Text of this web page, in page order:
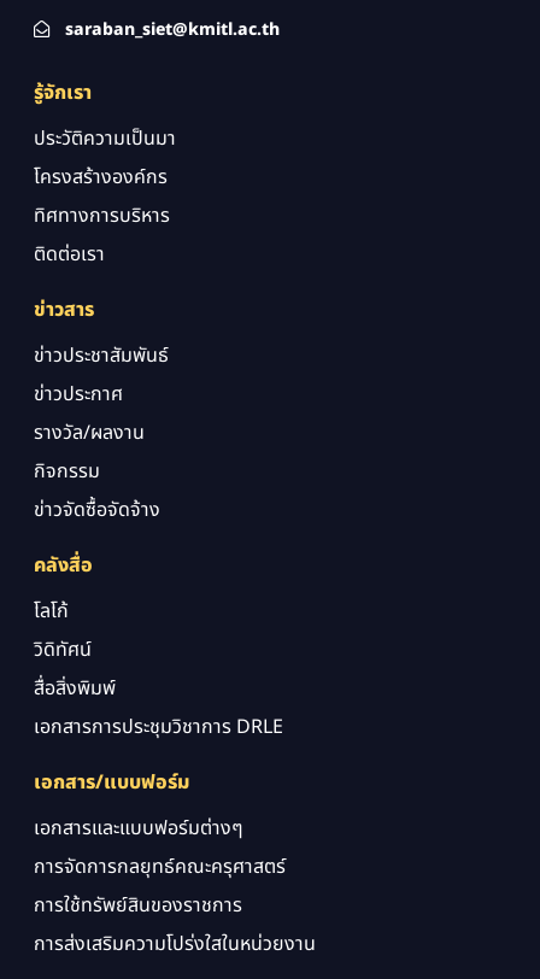
saraban_siet@kmitl.ac.th
รู้จักเรา
ประวัติความเป็นมา
โครงสร้างองค์กร
ทิศทางการบริหาร
ติดต่อเรา
ข่าวสาร
ข่าวประชาสัมพันธ์
ข่าวประกาศ
รางวัล/ผลงาน
กิจกรรม
ข่าวจัดซื้อจัดจ้าง
คลังสื่อ
โลโก้
วิดิทัศน์
สื่อสิ่งพิมพ์
เอกสารการประชุมวิชาการ DRLE
เอกสาร/แบบฟอร์ม
เอกสารและแบบฟอร์มต่างๆ
การจัดการกลยุทธ์คณะครุศาสตร์
การใช้ทรัพย์สินของราชการ
การส่งเสริมความโปร่งใสในหน่วยงาน